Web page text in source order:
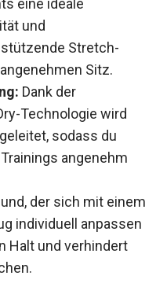
eine ideale
und
Stretch-
Sitz.
Dank der
Technologie wird
sodass du
angenehm
der sich mit
individuell
Halt und
Verrutschen.